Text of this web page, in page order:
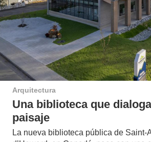
Arquitectura
Una biblioteca que
paisaje
La nueva biblioteca pública de Saint-